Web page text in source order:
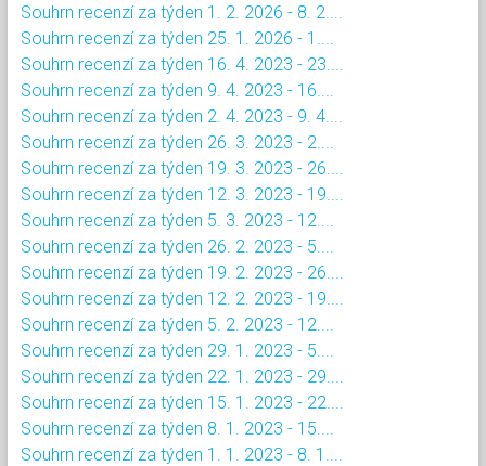
Souhrn recenzí za týden 1. 2. 2026 - 8. 2....
Souhrn recenzí za týden 25. 1. 2026 - 1....
Souhrn recenzí za týden 16. 4. 2023 - 23....
Souhrn recenzí za týden 9. 4. 2023 - 16....
Souhrn recenzí za týden 2. 4. 2023 - 9. 4....
Souhrn recenzí za týden 26. 3. 2023 - 2....
Souhrn recenzí za týden 19. 3. 2023 - 26....
Souhrn recenzí za týden 12. 3. 2023 - 19....
Souhrn recenzí za týden 5. 3. 2023 - 12....
Souhrn recenzí za týden 26. 2. 2023 - 5....
Souhrn recenzí za týden 19. 2. 2023 - 26....
Souhrn recenzí za týden 12. 2. 2023 - 19....
Souhrn recenzí za týden 5. 2. 2023 - 12....
Souhrn recenzí za týden 29. 1. 2023 - 5....
Souhrn recenzí za týden 22. 1. 2023 - 29....
Souhrn recenzí za týden 15. 1. 2023 - 22....
Souhrn recenzí za týden 8. 1. 2023 - 15....
Souhrn recenzí za týden 1. 1. 2023 - 8. 1....